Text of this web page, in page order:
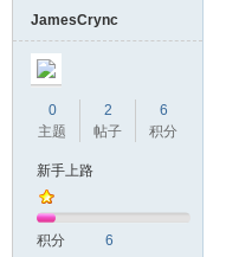
JamesCrync
0
主题
2
帖子
6
积分
新手上路
积分 6